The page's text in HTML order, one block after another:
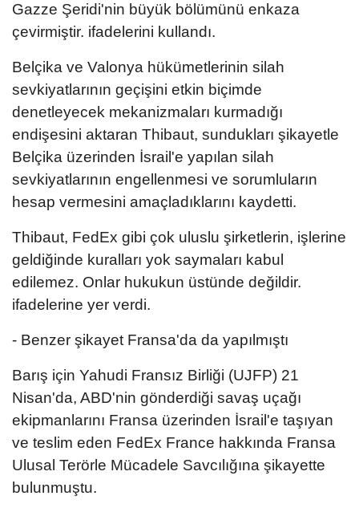
Gazze Şeridi'nin büyük bölümünü enkaza
çevirmiştir. ifadelerini kullandı.
Belçika ve Valonya hükümetlerinin silah
sevkiyatlarının geçişini etkin biçimde
denetleyecek mekanizmaları kurmadığı
endişesini aktaran Thibaut, sundukları şikayetle
Belçika üzerinden İsrail'e yapılan silah
sevkiyatlarının engellenmesi ve sorumluların
hesap vermesini amaçladıklarını kaydetti.
Thibaut, FedEx gibi çok uluslu şirketlerin, işlerine
geldiğinde kuralları yok saymaları kabul
edilemez. Onlar hukukun üstünde değildir.
ifadelerine yer verdi.
- Benzer şikayet Fransa'da da yapılmıştı
Barış için Yahudi Fransız Birliği (UJFP) 21
Nisan'da, ABD'nin gönderdiği savaş uçağı
ekipmanlarını Fransa üzerinden İsrail'e taşıyan
ve teslim eden FedEx France hakkında Fransa
Ulusal Terörle Mücadele Savcılığına şikayette
bulunmuştu.